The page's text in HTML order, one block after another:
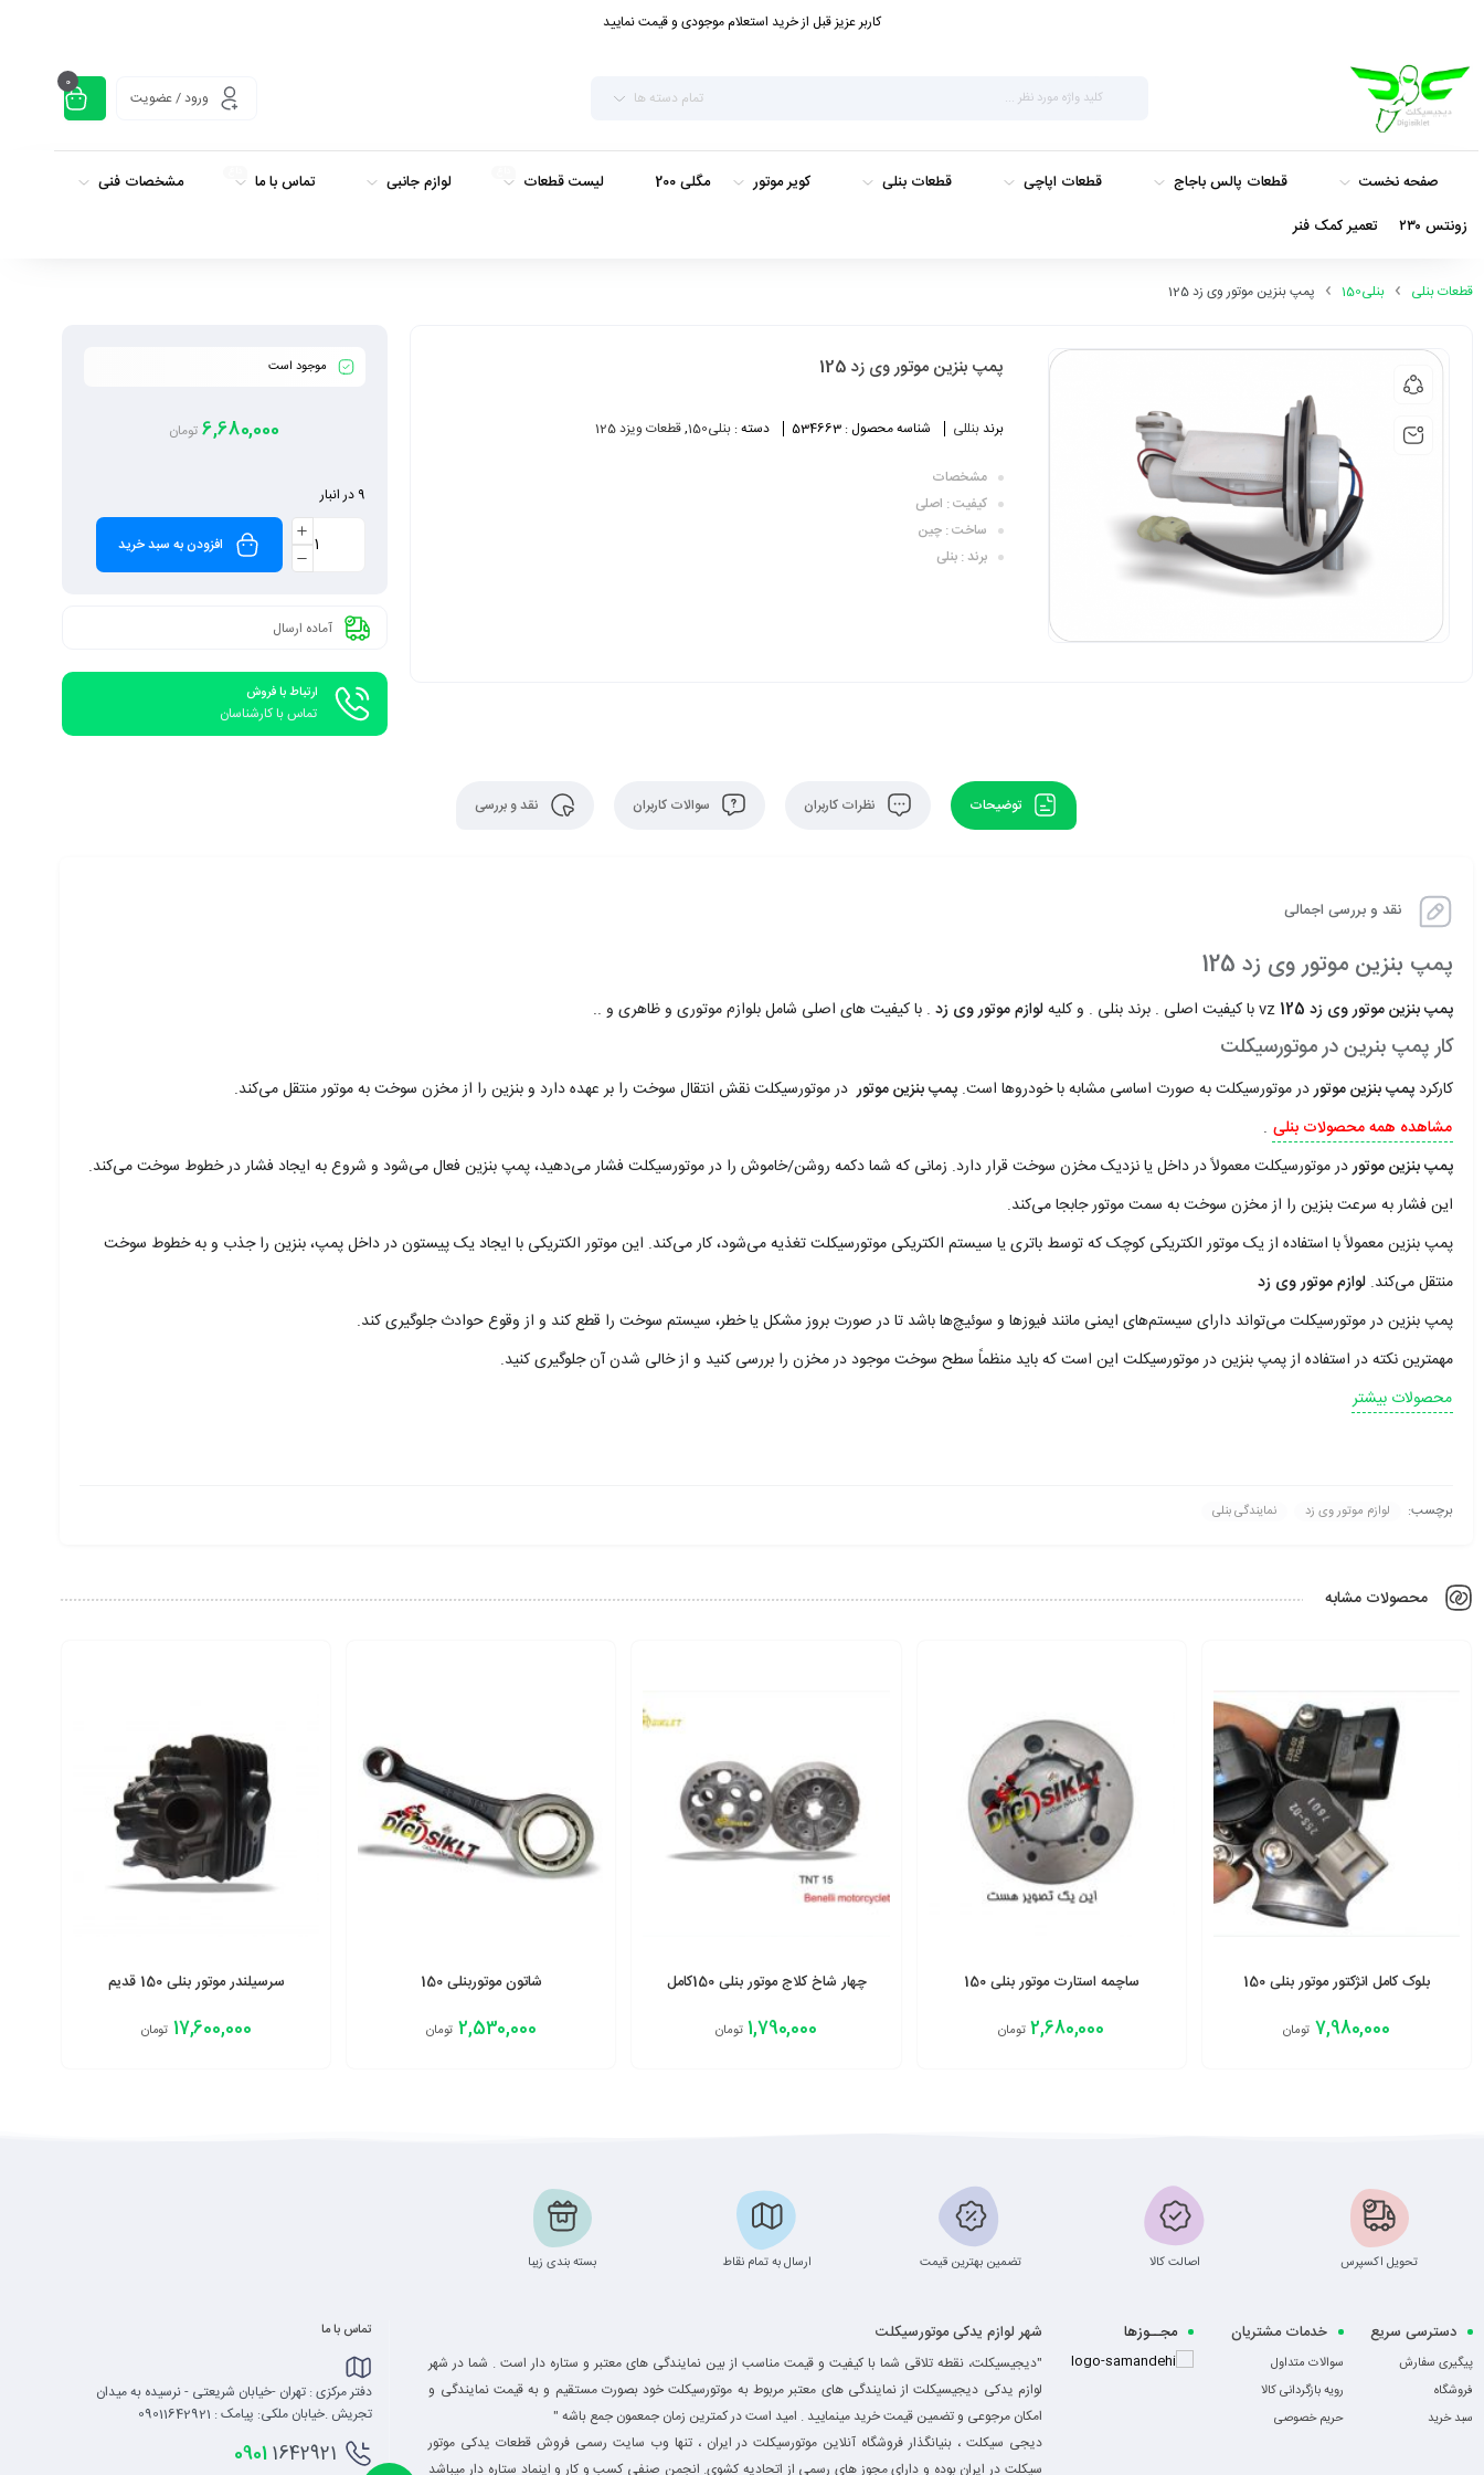
کاربر عزیز قبل از خرید استعلام موجودی و قیمت نمایید
تمام دسته ها ورود / عضویت
0
صفحه نخست قطعات پالس باجاج قطعات اپاچی قطعات بنلی کویر موتور مگلی 200 لیست قطعات لوازم جانبی تماس با ما
مشخصات فنی
زونتس ۲۳۰
تعمیر کمک فنر
قطعات بنلی بنلی150 پمپ بنزین موتور وی زد 125
پمپ بنزین موتور وی زد 125
برند بنللی شناسه محصول : 534663 دسته : بنلی150 ,قطعات ویزد 125
مشخصات
کیفیت : اصلی
ساخت : چین
برند : بنلی
موجود است
6,680,000 تومان
9 در انبار
افزودن به سبد خرید
آماده ارسال
ارتباط با فروش
تماس با کارشناسان
توضیحات نظرات کاربران سوالات کاربران نقد و بررسی
نقد و بررسی اجمالی
پمپ بنزین موتور وی زد 125
پمپ بنزین موتور وی زد 125 لوازم موتور وی زد . با کیفیت های اصلی شامل بلوازم موتوری و ظاهری و ..
کار پمپ بنرین در موتورسیکلت
کارکردپمپ بنزین موتوردر موتورسیکلت به صورت اساسی مشابه با خودروها است. پمپ بنزین موتوردر موتورسیکلت نقش انتقال سوخت را بر عهده دارد و بنزین را از مخزن سوخت به موتور منتقل می‌کند.
مشاهده همه محصولات بنلی .
پمپ بنزین موتوردر موتورسیکلت معمولاً در داخل یا نزدیک مخزن سوخت قرار دارد. زمانی که شما دکمه روشن/خاموش را در موتورسیکلت فشار می‌دهید، پمپ بنزین فعال می‌شود و شروع به ایجاد فشار در خطوط سوخت می‌کند.
این فشار به سرعت بنزین را از مخزن سوخت به سمت موتور جابجا می‌کند.
پمپ بنزین معمولاً با استفاده از یک موتور الکتریکی کوچک که توسط باتری یا سیستم الکتریکی موتورسیکلت تغذیه می‌شود، کار می‌کند. این موتور الکتریکی با ایجاد یک پیستون در داخل پمپ، بنزین را جذب و به خطوط سوخت
منتقل می‌کند. لوازم موتور وی زد
پمپ بنزین در موتورسیکلت می‌تواند دارای سیستم‌های ایمنی مانند فیوزها و سوئیچ‌ها باشد تا در صورت بروز مشکل یا خطر، سیستم سوخت را قطع کند و از وقوع حوادث جلوگیری کند.
مهمترین نکته در استفاده از پمپ بنزین در موتورسیکلت این است که باید منظماً سطح سوخت موجود در مخزن را بررسی کنید و از خالی شدن آن جلوگیری کنید.
محصولات بیشتر
برچسب: لوازم موتور وی زد نمایندگی بنلی
محصولات مشابه
بلوک کامل انژکتور موتور بنلی 150
7,980,000 تومان
ساچمه استارت موتور بنلی 150
2,680,000 تومان
چهار شاخ کلاج موتور بنلی 150کامل
1,790,000 تومان
شاتون موتوربنلی 150
2,530,000 تومان
سرسیلندر موتور بنلی 150 قدیم
17,600,000 تومان
تحویل اکسپرس اصالت کالا تضمین بهترین قیمت ارسال به تمام نقاط بسته بندی زیبا
دسترسی سریع
پیگیری سفارش
فروشگاه
سبد خرید
خدمات مشتریان
سوالات متداول
رویه بازگردانی کالا
حریم خصوصی
مجــوزها
-
شهر لوازم یدکی موتورسیکلت
"دیجیسیکلت، نقطه تلاقی شما با کیفیت و قیمت مناسب از بین نمایندگی های معتبر و ستاره دار است . شما در شهر
لوازم یدکی دیجیسیکلت از نمایندگی های معتبر مربوط به موتورسیکلت خود بصورت مستقیم و به قیمت نمایندگی و
امکان مرجوعی و تضمین قیمت خرید مینمایید . امید است در کمترین زمان جمعمون جمع باشه "
دیجی سیکلت ، بنیانگذار فروشگاه آنلاین موتورسیکلت در ایران ، تنها وب سایت رسمی فروش قطعات یدکی موتور
سیکلت در ایران بوده و دارای مجوز های رسمی از اتحادیه کشوی. انجمن صنفی کسب و کار و اینماد ستاره دار میباشد
تماس با ما
دفتر مرکزی : تهران -خیابان شریعتی - نرسیده به میدان
تجریش .خیابان ملکی: پیامک : 09011642921
09011642921